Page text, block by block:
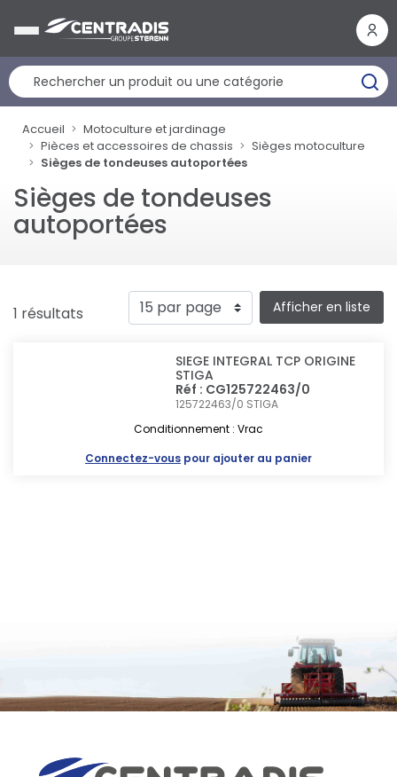
Accueil
Motoculture et jardinage
Pièces et accessoires de chassis
Sièges motoculture
Sièges de tondeuses autoportées
Sièges de tondeuses
autoportées
1 résultats Afficher en liste
SIEGE INTEGRAL TCP ORIGINE
STIGA
Réf : CG125722463/0
125722463/0 STIGA
Conditionnement : Vrac
Connectez-vous pour ajouter au panier